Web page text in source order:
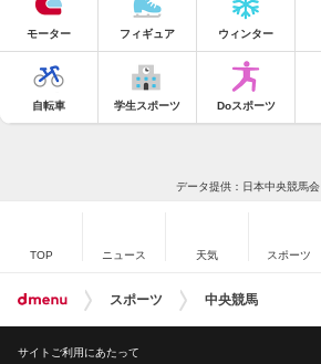
モーター フィギュア ウィンター
自転車 学生スポーツ Doスポーツ
データ提供：日本中央競馬会
TOP ニュース 天気 スポーツ
スポーツ 中央競馬
サイトご利用にあたって